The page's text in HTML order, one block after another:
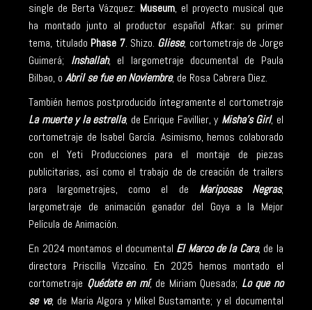
single de Berta Vázquez: Museum, el proyecto musical que
ha montado junto al productor español Afkar: su primer
tema, titulado Phase 7. Shizo. Gliese, cortometraje de Jorge
Guimerá; Inshallah, el largometraje documental de Paula
Bilbao, oAbril se fue en Noviembre, de Rosa Cabrera Diez.
También hemos postproducido íntegramente el cortometraje
La muerte y la estrella, de Enrique Favillier, y Misha’s Girl, el
cortometraje de Isabel García. Asimismo, hemos colaborado
con el Yeti Producciones para el montaje de piezas
publicitarias, así como el trabajo de de creación de trailers
para largometrajes, como el de Mariposas Negras,
largometraje de animación ganador del Goya a la Mejor
Película de Animación.
En 2024 montamos el documental El Marco de la Cara, de la
directora Priscilla Vizcaíno. En 2025 hemos montado el
cortometraje Quédate en mí, de Miriam Quesada; Lo que no
se ve, de Maria Algora y Mikel Bustamante; y el documental